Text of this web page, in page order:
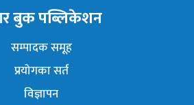
बुक पब्लिकेशन
सम्पादक समूह
प्रयोगका सर्त
विज्ञापन